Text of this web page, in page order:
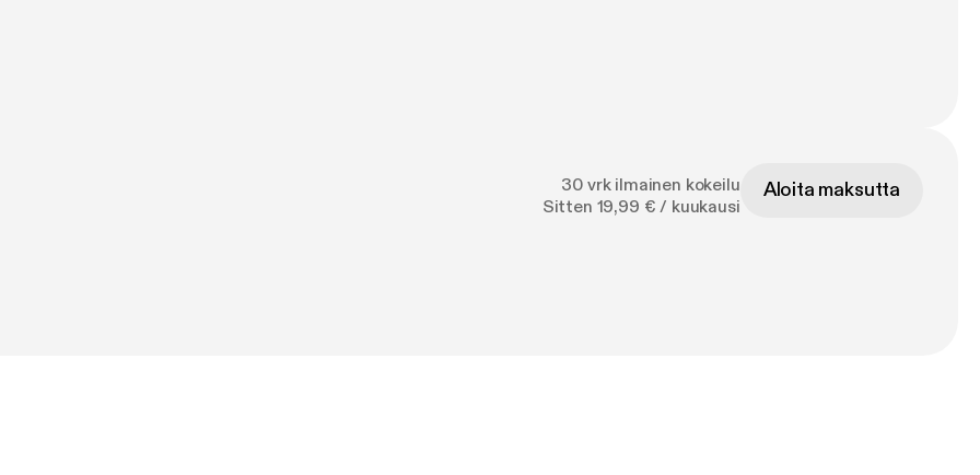
30 vrk ilmainen kokeilu
Sitten 19,99 € / kuukausi
Aloita maksutta